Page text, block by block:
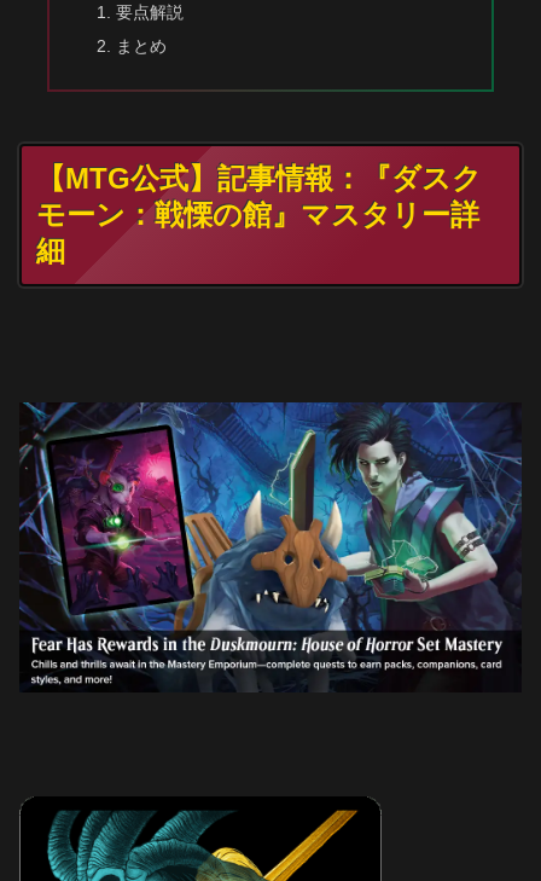
要点解説
まとめ
【MTG公式】記事情報：『ダスク
モーン：戦慄の館』マスタリー詳
細